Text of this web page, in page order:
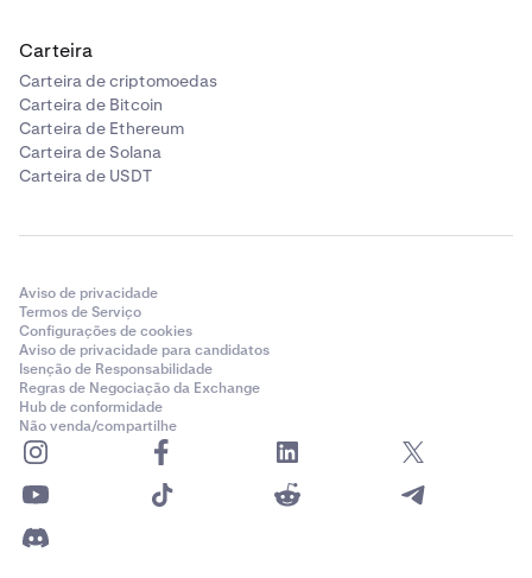
Carteira
Carteira de criptomoedas
Carteira de Bitcoin
Carteira de Ethereum
Carteira de Solana
Carteira de USDT
Aviso de privacidade
Termos de Serviço
Configurações de cookies
Aviso de privacidade para candidatos
Isenção de Responsabilidade
Regras de Negociação da Exchange
Hub de conformidade
Não venda/compartilhe